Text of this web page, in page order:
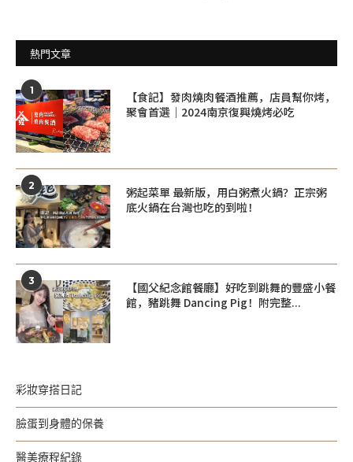
熱門文章
1
【食記】發肉燒肉餐酒推薦，店員幫你烤，
聚會首選｜2024南京復興燒烤必吃
2
粥起菜單 最新版，用白粥煮火鍋？正宗粥
底火鍋在台灣也吃的到啦！
3
【國父紀念館餐廳】好吃到跳舞的豐盛小餐
館，豬跳舞 Dancing Pig！附完整...
彩妝穿搭日記
臉蛋到身體的保養
醫美療程紀錄